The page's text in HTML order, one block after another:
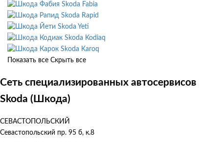
Skoda Fabia
Skoda Rapid
Skoda Yeti
Skoda Kodiaq
Skoda Karoq
Показать все Скрыть все
Сеть специализированных автосервисов
Skoda (Шкода)
СЕВАСТОПОЛЬСКИЙ
Севастопольский пр. 95 б, к.8